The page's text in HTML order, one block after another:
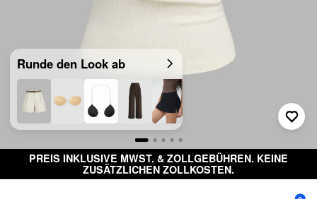
Runde den Look ab
PREIS INKLUSIVE MWST. & ZOLLGEBÜHREN. KEINE
ZUSÄTZLICHEN ZOLLKOSTEN.